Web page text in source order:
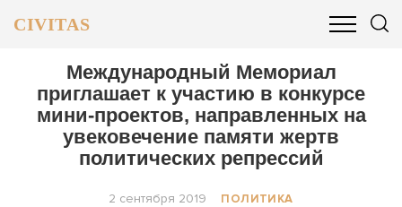
CIVITAS
ОБЩЕСТВО БИЗНЕС И ФИНАНСЫ
Международный Мемориал
приглашает к участию в конкурсе
мини-проектов, направленных на
увековечение памяти жертв
политических репрессий
2 сентября 2019 ПОЛИТИКА